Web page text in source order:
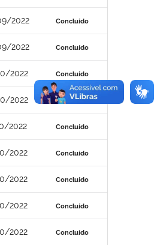
2022 Concluído
2022 Concluído
2022 Concluído
2022 Concluído
2022 Concluído
2022 Concluído
2022 Concluído
2022 Concluído
2022 Concluído